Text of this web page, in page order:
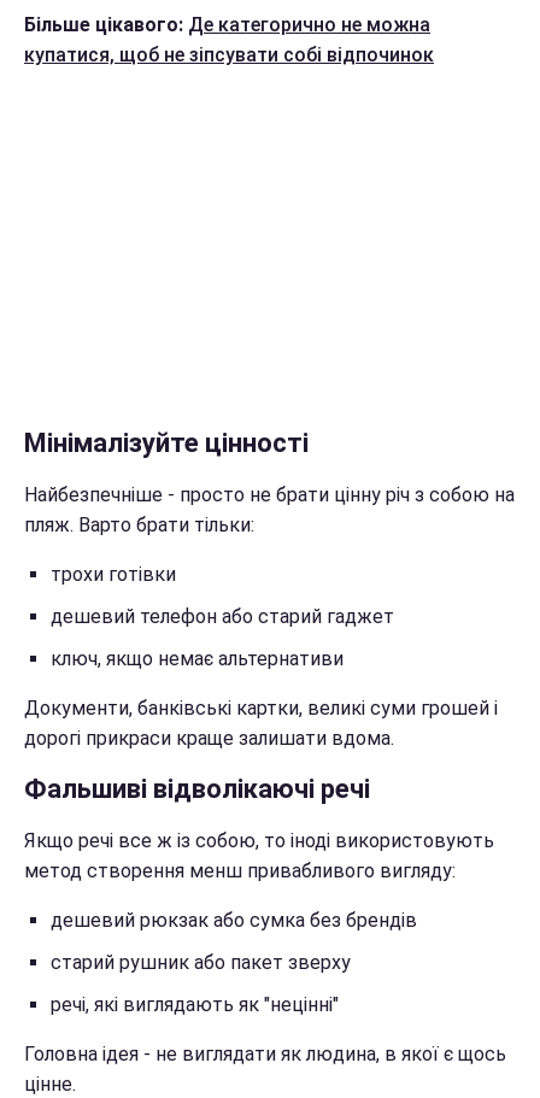
Більше цікавого: Де категорично не можна
купатися, щоб не зіпсувати собі відпочинок
Мінімалізуйте цінності
Найбезпечніше - просто не брати цінну річ з собою на
пляж. Варто брати тільки:
трохи готівки
дешевий телефон або старий гаджет
ключ, якщо немає альтернативи
Документи, банківські картки, великі суми грошей і
дорогі прикраси краще залишати вдома.
Фальшиві відволікаючі речі
Якщо речі все ж із собою, то іноді використовують
метод створення менш привабливого вигляду:
дешевий рюкзак або сумка без брендів
старий рушник або пакет зверху
речі, які виглядають як "нецінні"
Головна ідея - не виглядати як людина, в якої є щось
цінне.